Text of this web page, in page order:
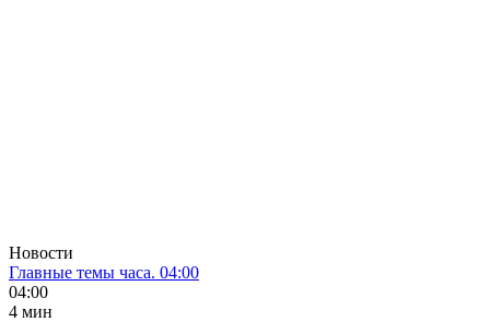
Новости
Главные темы часа. 04:00
04:00
4 мин